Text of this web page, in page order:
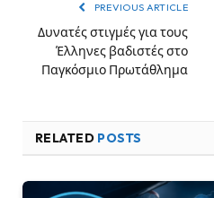
PREVIOUS ARTICLE
Δυνατές στιγμές για τους
Έλληνες βαδιστές στο
Παγκόσμιο Πρωτάθλημα
RELATED POSTS